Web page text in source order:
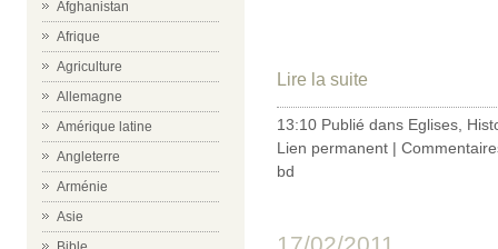
Afghanistan
Afrique
Agriculture
Allemagne
Amérique latine
Angleterre
Arménie
Asie
Lire la suite
13:10 Publié dans Eglises
Lien permanent |
bd